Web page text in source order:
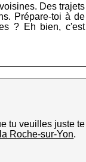
Des trajets
Prépare-toi à de
? Eh bien, c'est
tu veuilles juste te
Roche-sur-Yon.